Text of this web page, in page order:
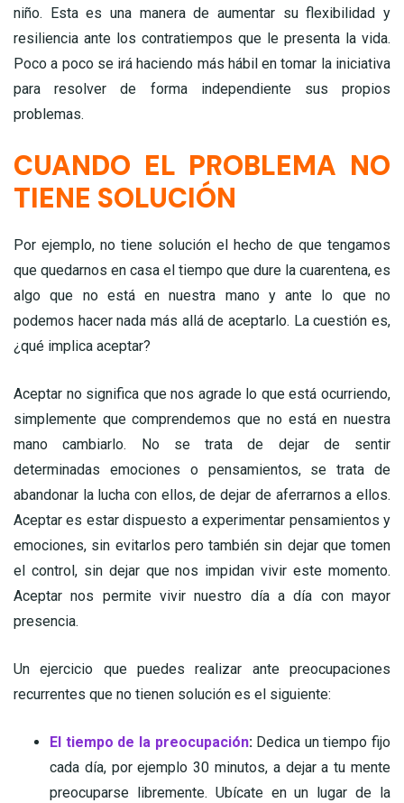
niño. Esta es una manera de aumentar su flexibilidad y
resiliencia ante los contratiempos que le presenta la vida.
Poco a poco se irá haciendo más hábil en tomar la iniciativa
para resolver de forma independiente sus propios
problemas.
CUANDO EL PROBLEMA NO
TIENE SOLUCIÓN
Por ejemplo, no tiene solución el hecho de que tengamos
que quedarnos en casa el tiempo que dure la cuarentena, es
algo que no está en nuestra mano y ante lo que no
podemos hacer nada más allá de aceptarlo. La cuestión es,
¿qué implica aceptar?
Aceptar no significa que nos agrade lo que está ocurriendo,
simplemente que comprendemos que no está en nuestra
mano cambiarlo. No se trata de dejar de sentir
determinadas emociones o pensamientos, se trata de
abandonar la lucha con ellos, de dejar de aferrarnos a ellos.
Aceptar es estar dispuesto a experimentar pensamientos y
emociones, sin evitarlos pero también sin dejar que tomen
el control, sin dejar que nos impidan vivir este momento.
Aceptar nos permite vivir nuestro día a día con mayor
presencia.
Un ejercicio que puedes realizar ante preocupaciones
recurrentes que no tienen solución es el siguiente:
El tiempo de la preocupación:Dedica un tiempo fijo
cada día, por ejemplo 30 minutos, a dejar a tu mente
preocuparse libremente. Ubícate en un lugar de la